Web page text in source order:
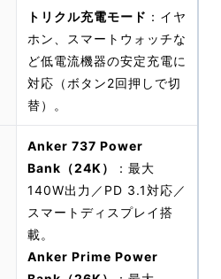
トリクル充電モード ：イヤ
ホン、スマートウォッチな
ど低電流機器の安定充電に
対応（ボタン2回押しで切
替）。
Anker 737 Power
Bank（24K）
：最大
140W出力／PD 3.1対応／
スマートディスプレイ搭
載。
Anker Prime Power